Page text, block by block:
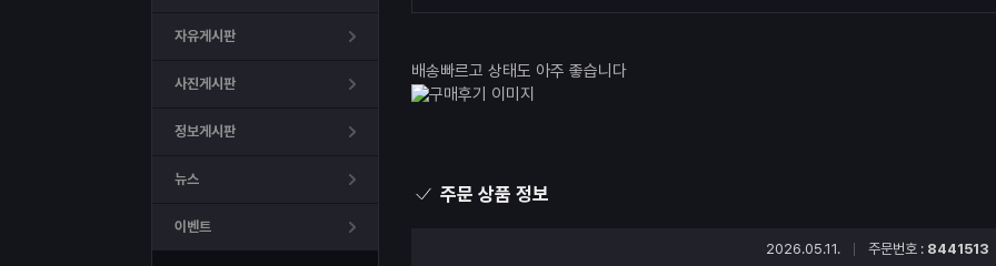
자유게시판
사진게시판
정보게시판
뉴스
이벤트
배송빠르고 상태도 아주 좋습니다
주문 상품 정보
2026.05.11. 주문번호 : 8441513